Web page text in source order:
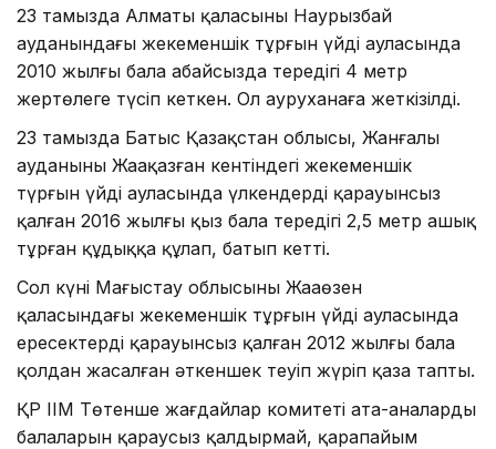
23 тамызда Алматы қаласының Наурызбай
ауданындағы жекеменшік тұрғын үйдің ауласында
2010 жылғы бала абайсызда тереңдігі 4 метр
жертөлеге түсіп кеткен. Ол ауруханаға жеткізілді.
23 тамызда Батыс Қазақстан облысы, Жанғалы
ауданының Жаңақазған кентіндегі жекеменшік
түрғын үйдің ауласында үлкендердің қарауынсыз
қалған 2016 жылғы қыз бала тереңдігі 2,5 метр ашық
тұрған құдыққа құлап, батып кетті.
Сол күні Маңғыстау облысының Жаңаөзен
қаласындағы жекеменшік тұрғын үйдің ауласында
ересектердің қарауынсыз қалған 2012 жылғы бала
қолдан жасалған әткеншек теуіп жүріп қаза тапты.
ҚР ІІМ Төтенше жағдайлар комитеті ата-аналарды
балаларын қараусыз қалдырмай, қарапайым